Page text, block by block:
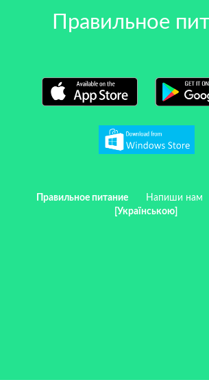
Правильное
Правильное питание Напиши нам
[Українською]